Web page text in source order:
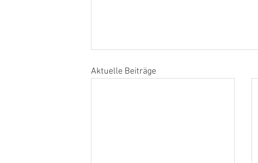
Aktuelle Beiträge